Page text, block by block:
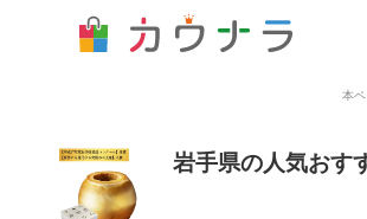
本
岩手県の人気おす